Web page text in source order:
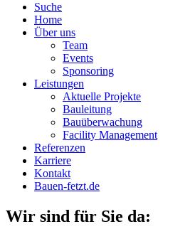
Suche
Home
Über uns
Team
Events
Sponsoring
Leistungen
Aktuelle Projekte
Bauleitung
Bauüberwachung
Facility Management
Referenzen
Karriere
Kontakt
Bauen-fetzt.de
Wir sind für Sie da: